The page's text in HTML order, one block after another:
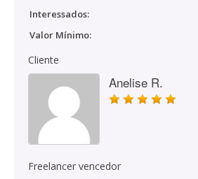
Interessados:
Valor Mínimo:
Cliente
Anelise R.
Freelancer vencedor